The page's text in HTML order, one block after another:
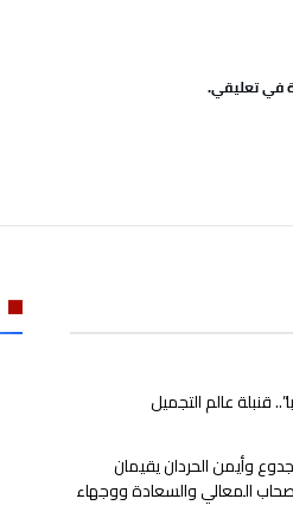
في تعليقي.
قنبلة عالم التجميل
وأيمن الحردان يقيمان
المعالي والسعادة ووجهاء